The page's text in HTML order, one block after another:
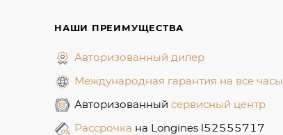
НАШИ ПРЕИМУЩЕСТВА
Авторизованный дилер
Международная гарантия на все часы
Авторизованный сервисный центр
Рассрочка на Longines l52555717